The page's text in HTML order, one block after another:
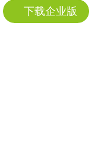
下载企业版